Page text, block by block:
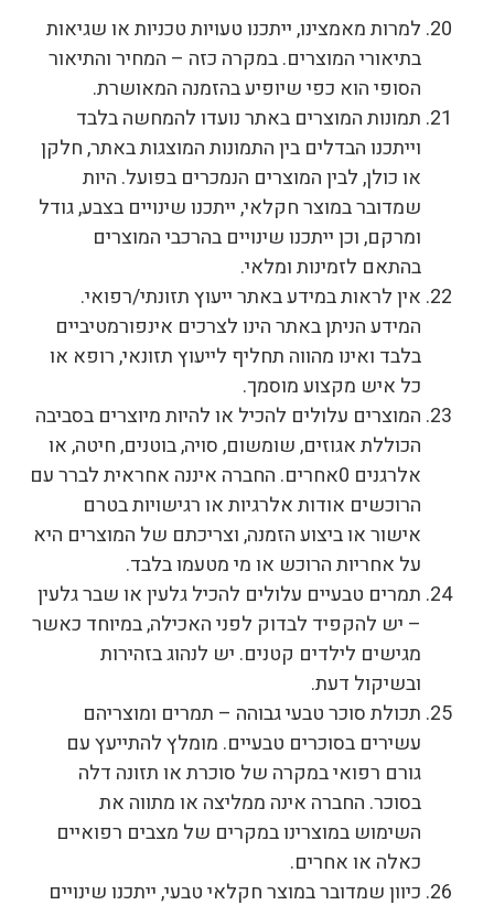
למרות מאמצינו, ייתכנו טעויות טכניות או שגיאות
בתיאורי המוצרים. במקרה כזה – המחיר והתיאור
הסופי הוא כפי שיופיע בהזמנה המאושרת.
תמונות המוצרים באתר נועדו להמחשה בלבד
וייתכנו הבדלים בין התמונות המוצגות באתר, חלקן
או כולן, לבין המוצרים הנמכרים בפועל. היות
שמדובר במוצר חקלאי, ייתכנו שינויים בצבע, גודל
ומרקם, וכן ייתכנו שינויים בהרכבי המוצרים
בהתאם לזמינות ומלאי.
אין לראות במידע באתר ייעוץ תזונתי/רפואי.
המידע הניתן באתר הינו לצרכים אינפורמטיביים
בלבד ואינו מהווה תחליף לייעוץ תזונאי, רופא או
כל איש מקצוע מוסמך.
המוצרים עלולים להכיל או להיות מיוצרים בסביבה
הכוללת אגוזים, שומשום, סויה, בוטנים, חיטה, או
אלרגנים 0אחרים. החברה איננה אחראית לברר עם
הרוכשים אודות אלרגיות או רגישויות בטרם
אישור או ביצוע הזמנה, וצריכתם של המוצרים היא
על אחריות הרוכש או מי מטעמו בלבד.
תמרים טבעיים עלולים להכיל גלעין או שבר גלעין
– יש להקפיד לבדוק לפני האכילה, במיוחד כאשר
מגישים לילדים קטנים. יש לנהוג בזהירות
ובשיקול דעת.
תכולת סוכר טבעי גבוהה – תמרים ומוצריהם
עשירים בסוכרים טבעיים. מומלץ להתייעץ עם
גורם רפואי במקרה של סוכרת או תזונה דלה
בסוכר. החברה אינה ממליצה או מתווה את
השימוש במוצרינו במקרים של מצבים רפואיים
כאלה או אחרים.
כיוון שמדובר במוצר חקלאי טבעי, ייתכנו שינויים